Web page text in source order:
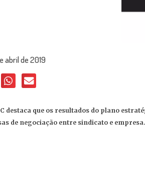
abril de 2019
destaca que os resultados do plano
de negociação entre sindicato e empresa.